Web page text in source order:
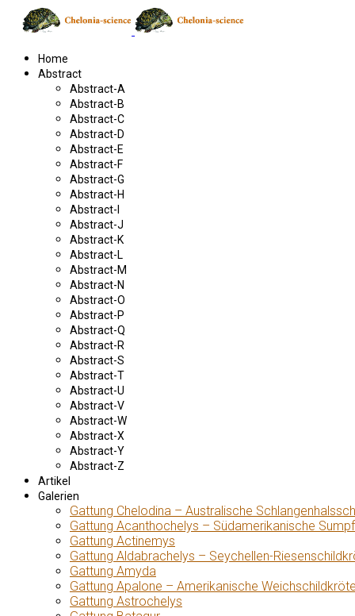
Home
Abstract
Abstract-A
Abstract-B
Abstract-C
Abstract-D
Abstract-E
Abstract-F
Abstract-G
Abstract-H
Abstract-I
Abstract-J
Abstract-K
Abstract-L
Abstract-M
Abstract-N
Abstract-O
Abstract-P
Abstract-Q
Abstract-R
Abstract-S
Abstract-T
Abstract-U
Abstract-V
Abstract-W
Abstract-X
Abstract-Y
Abstract-Z
Artikel
Galerien
Gattung Chelodina – Australische
Gattung Acanthochelys – Südamerikanische
Gattung Actinemys
Gattung Aldabrachelys – Seychellen-
Gattung Amyda
Gattung Apalone – Amerikanische
Gattung Astrochelys